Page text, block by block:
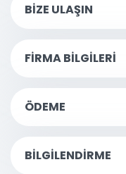
BİZE ULAŞIN
FİRMA BİLGİLERİ
ÖDEME
BİLGİLENDİRME